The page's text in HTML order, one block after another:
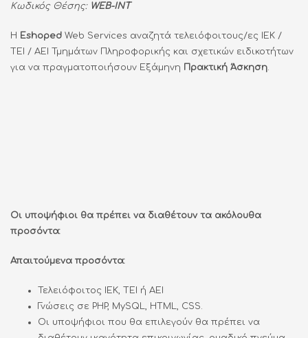
Κωδικός Θέσης: WEB-INT
Η Eshoped Web Services αναζητά τελειόφοιτους/ες ΙΕΚ /
ΤΕΙ / ΑΕΙ Τμημάτων Πληροφορικής και σχετικών ειδικοτήτων
για να πραγματοποιήσουν Εξάμηνη Πρακτική Άσκηση
Οι υποψήφιοι θα πρέπει να διαθέτουν τα ακόλουθα
προσόντα:
Απαιτούμενα προσόντα:
Τελειόφοιτος ΙΕΚ, ΤΕΙ ή ΑΕΙ
Γνώσεις σε PHP, MySQL, HTML, CSS.
Οι υποψήφιοι που θα επιλεγούν θα πρέπει να